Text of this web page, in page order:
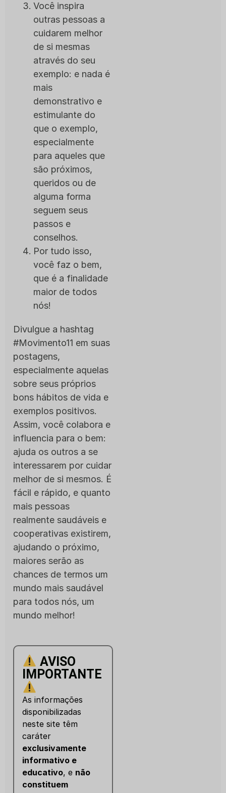
Você inspira
outras pessoas a
cuidarem melhor
de si mesmas
através do seu
exemplo: e nada é
mais
demonstrativo e
estimulante do
que o exemplo,
especialmente
para aqueles que
são próximos,
queridos ou de
alguma forma
seguem seus
passos e
conselhos.
Por tudo isso,
você faz o bem,
que é a finalidade
maior de todos
nós!
Divulgue a hashtag
#Movimento11 em suas
postagens,
especialmente aquelas
sobre seus próprios
bons hábitos de vida e
exemplos positivos.
Assim, você colabora e
influencia para o bem:
ajuda os outros a se
interessarem por cuidar
melhor de si mesmos. É
fácil e rápido, e quanto
mais pessoas
realmente saudáveis e
cooperativas existirem,
ajudando o próximo,
maiores serão as
chances de termos um
mundo mais saudável
para todos nós, um
mundo melhor!
AVISO
IMPORTANTE
As informações
disponibilizadas
neste site têm
caráter
exclusivamente
informativo e
educativo, e não
constituem